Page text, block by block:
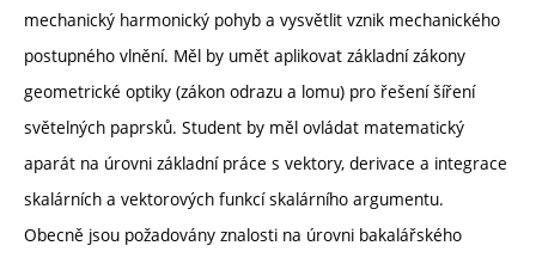
mechanický harmonický pohyb a vysvětlit vznik mechanického
postupného vlnění. Měl by umět aplikovat základní zákony
geometrické optiky (zákon odrazu a lomu) pro řešení šíření
světelných paprsků. Student by měl ovládat matematický
aparát na úrovni základní práce s vektory, derivace a integrace
skalárních a vektorových funkcí skalárního argumentu.
Obecně jsou požadovány znalosti na úrovni bakalářského